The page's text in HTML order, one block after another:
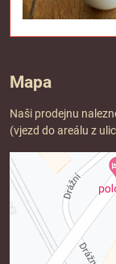
Mapa
Naši prodejnu
(vjezd do areálu z